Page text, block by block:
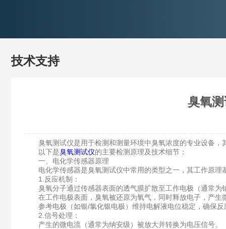
技术支持
臭氧
臭氧测试仪是用于检测和测量环境中臭氧浓度的专业设备，
以下是臭氧测试仪的主要检测原理及技术细节：
一、电化学传感器原理
电化学传感器是臭氧测试仪中常用的类型之一，其工作原理
1.反应机制：
臭氧分子通过传感器表面的透气膜扩散至工作电极（通常为
在工作电极表面，臭氧被还原为氧气，同时释放电子，产生
参考电极（如银/氯化银电极）维持电解液电位稳定，确保反
2.信号处理：
产生的微电流（通常为纳安级）被放大并转换为电压信号。